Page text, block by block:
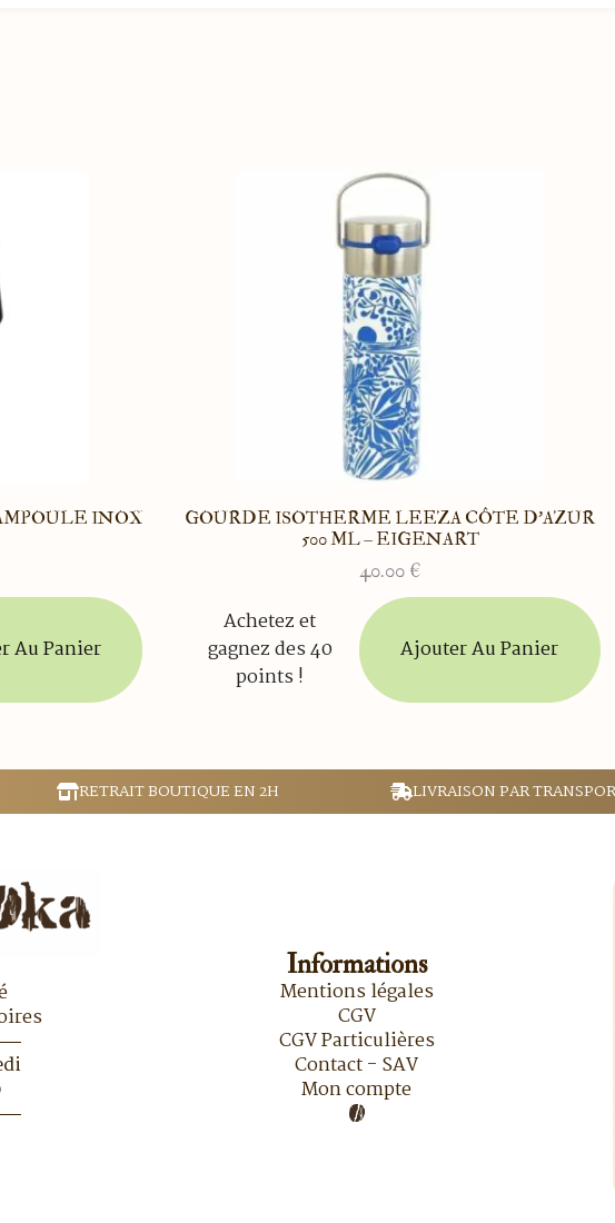
INOX
Au Panier
GOURDE ISOTHERME LEEZA CÔTE D’AZUR
500 ML – EIGENART
40.00 €
Achetez et
gagnez des 40
points !
Ajouter Au Panier
RETRAIT BOUTIQUE EN 2H LIVRAISON PAR
Informations
Mentions légales
CGV
CGV Particulières
Contact - SAV
Mon compte